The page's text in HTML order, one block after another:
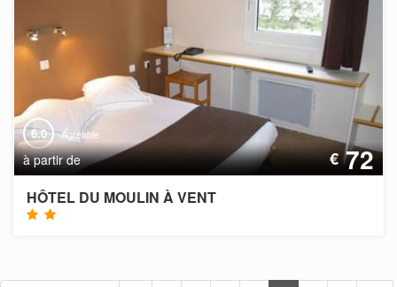
6.0 Agréable
à partir de €72
HÔTEL DU MOULIN À VENT